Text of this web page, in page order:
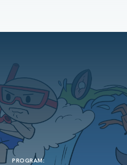
PROGRAM: